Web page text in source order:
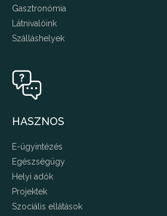
Gasztronómia
Látnivalóink
Szálláshelyek
HASZNOS
E-ügyintézés
Egészségügy
Helyi adók
Projektek
Szociális ellátások